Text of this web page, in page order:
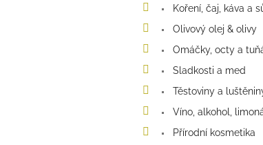
Koření, čaj, káva a
Olivový olej & olivy
Omáčky, octy a
Sladkosti a med
Těstoviny a
Víno, alkohol,
Přírodní kosmetika